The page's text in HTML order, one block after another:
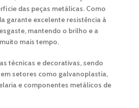
das peças metálicas. Como
garante excelente resistência à
, mantendo o brilho e a
mais tempo.
técnicas e decorativas, sendo
setores como galvanoplastia,
e componentes metálicos de